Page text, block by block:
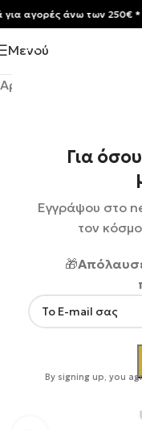
Για
Εγγράψου στο
τον
🎁
By signing up, you
Μενού
Αρχική σελίδα
αγορές άνω των 250€ *